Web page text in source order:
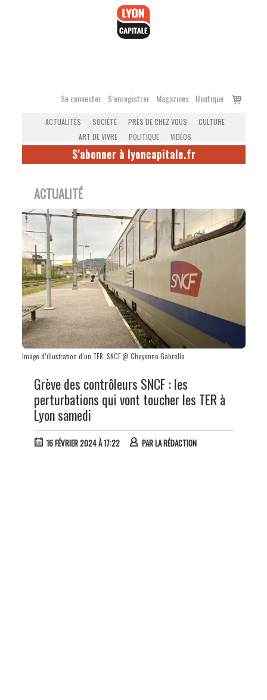
Se connecter S’enregistrer Magazines Boutique
Voir
ACTUALITÉS SOCIÉTÉ PRÈS DE CHEZ VOUS
CULTURE
ART DE VIVRE
POLITIQUE VIDÉOS
S'abonner à lyoncapitale.fr
ACTUALITÉ
Image d’illustration d’un TER, SNCF @ Cheyenne Gabrelle
Grève des contrôleurs SNCF : les
perturbations qui vont toucher les TER à
Lyon samedi
16 FÉVRIER 2024 À 17:22 PARLA RÉDACTION